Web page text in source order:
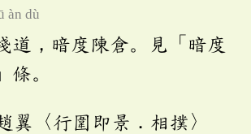
àn dù
道，暗度陳倉。見「暗度
條。
翼〈行圍即景．相撲〉